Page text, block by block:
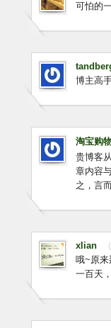
可怕的
博主高
淘宝购
贵博客
章内容
之，言
xlian (
哦~原来
一百天